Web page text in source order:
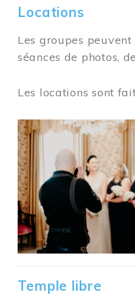
Locations
Les groupes
séances de photos,
Les locations sont
Image
Temple libre